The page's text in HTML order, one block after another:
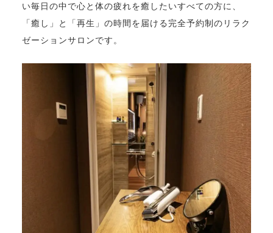
い毎日の中で心と体の疲れを癒したいすべての方に、
「癒し」と「再生」の時間を届ける完全予約制のリラク
ゼーションサロンです。